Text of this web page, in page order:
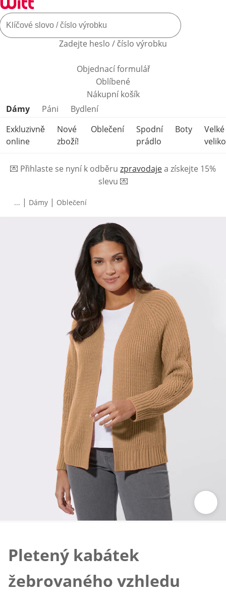
Zadejte heslo / číslo výrobku
Objednací formulář
Oblíbené
Nákupní košík
Přeskočit kategorie produktů
Dámy Páni
Bydlení
Exkluzivně
online
Nové
zboží!
Oblečení
Spodní
prádlo
Boty
Velké
💌 Přihlaste se nyní k odběru zpravodajea získejte 15%
slevu 💌
... | Dámy | Oblečení
Pletený kabátek
žebrovaného vzhledu